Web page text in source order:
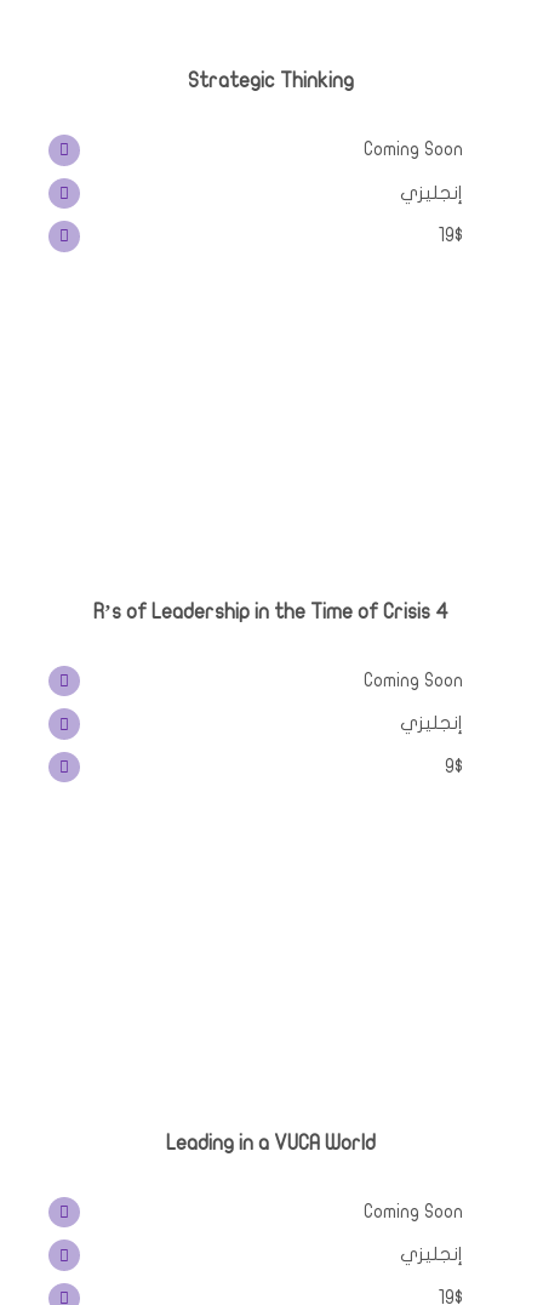
Strategic Thinking
Coming Soon
إنجليزي
19$
4
R’s of Leadership in the Time of Crisis
Coming Soon
إنجليزي
9$
Leading in a VUCA World
Coming Soon
إنجليزي
19$